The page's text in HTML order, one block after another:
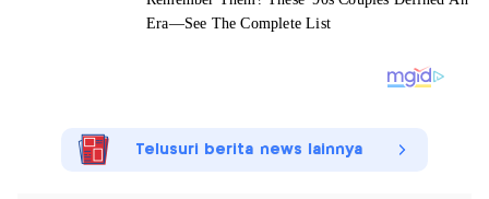
Telusuri berita news lainnya